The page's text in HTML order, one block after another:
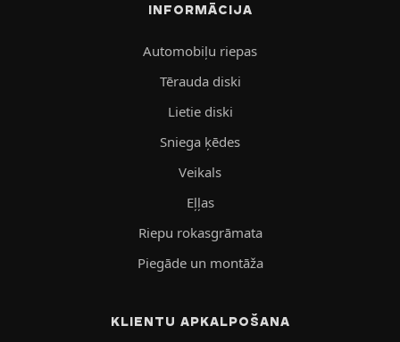
INFORMĀCIJA
Automobiļu riepas
Tērauda diski
Lietie diski
Sniega ķēdes
Veikals
Eļļas
Riepu rokasgrāmata
Piegāde un montāža
KLIENTU APKALPOŠANA